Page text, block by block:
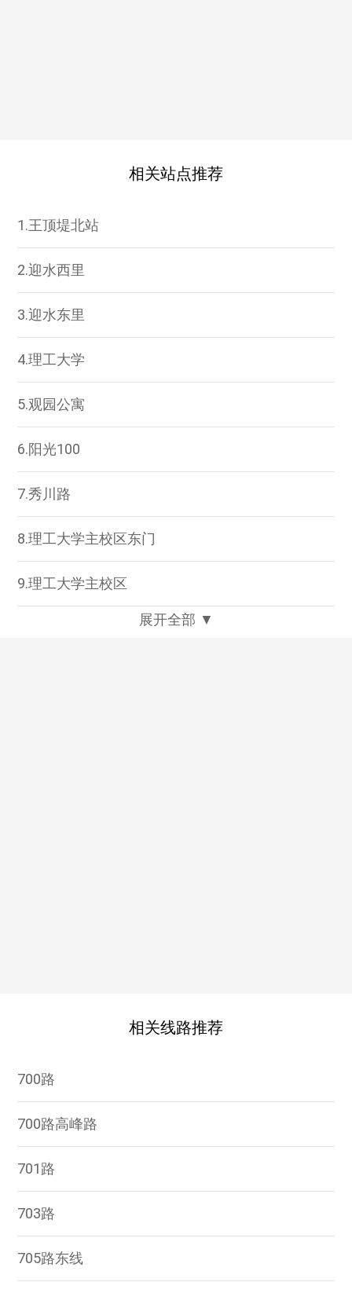
相关站点推荐
1.王顶堤北站
2.迎水西里
3.迎水东里
4.理工大学
5.观园公寓
6.阳光100
7.秀川路
8.理工大学主校区东门
9.理工大学主校区
展开全部 ▼
相关线路推荐
700路
700路高峰路
701路
703路
705路东线